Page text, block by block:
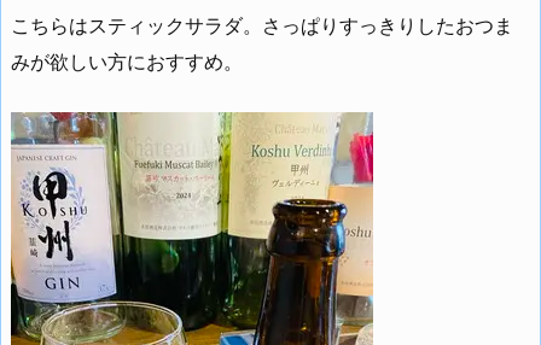
こちらはスティックサラダ。さっぱりすっきりしたおつま
みが欲しい方におすすめ。